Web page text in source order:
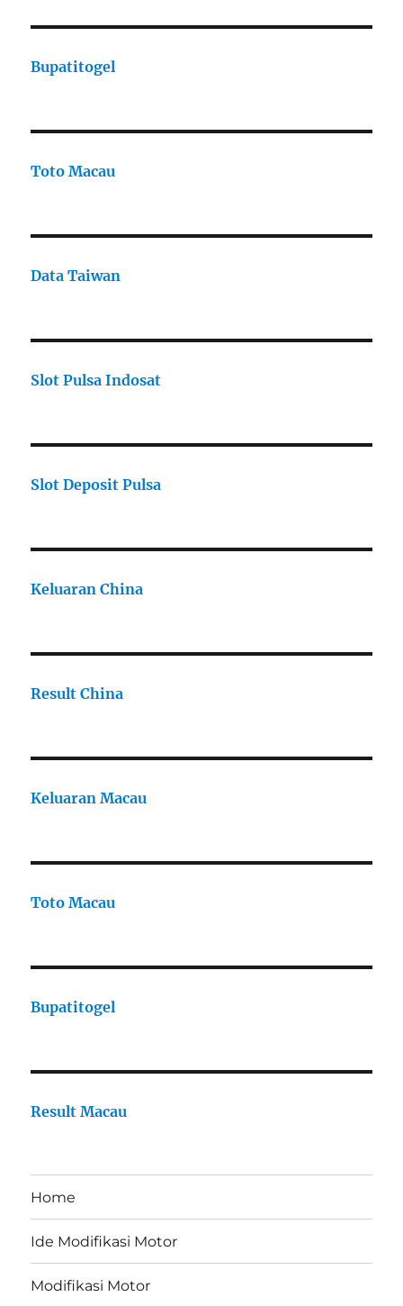
Bupatitogel
Toto Macau
Data Taiwan
Slot Pulsa Indosat
Slot Deposit Pulsa
Keluaran China
Result China
Keluaran Macau
Toto Macau
Bupatitogel
Result Macau
Home
Ide Modifikasi Motor
Modifikasi Motor